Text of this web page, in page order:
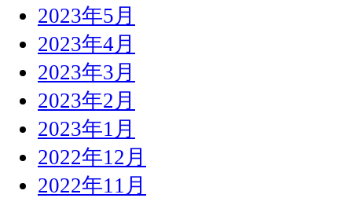
2023年5月
2023年4月
2023年3月
2023年2月
2023年1月
2022年12月
2022年11月